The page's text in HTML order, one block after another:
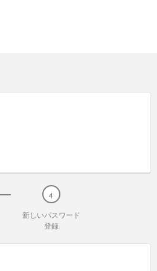
新しいパスワード
登録